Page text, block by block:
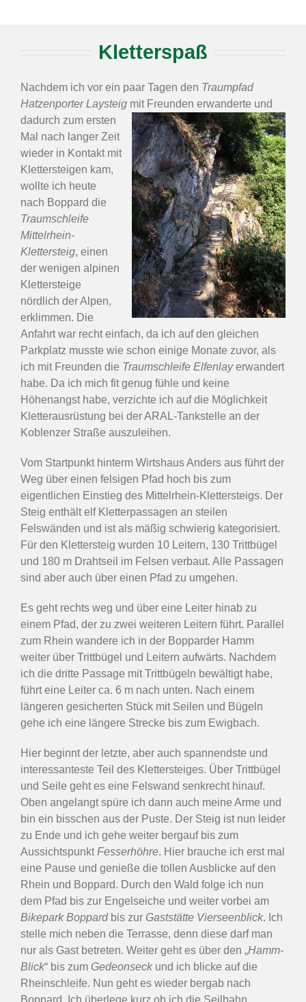
Kletterspaß
Nachdem ich vor ein paar Tagen den Traumpfad
Hatzenporter Laysteig mit Freunden erwanderte und
dadurch zum ersten
Mal nach langer Zeit
wieder in Kontakt mit
Klettersteigen kam,
wollte ich heute
nach Boppard die
Traumschleife
Mittelrhein-
Klettersteig, einen
der wenigen alpinen
Klettersteige
nördlich der Alpen,
erklimmen. Die
Anfahrt war recht einfach, da ich auf den gleichen
Parkplatz musste wie schon einige Monate zuvor, als
ich mit Freunden die Traumschleife Elfenlayerwandert
habe. Da ich mich fit genug fühle und keine
Höhenangst habe, verzichte ich auf die Möglichkeit
Kletterausrüstung bei der ARAL-Tankstelle an der
Koblenzer Straße auszuleihen.
Vom Startpunkt hinterm Wirtshaus Anders aus führt der
Weg über einen felsigen Pfad hoch bis zum
eigentlichen Einstieg des Mittelrhein-Klettersteigs. Der
Steig enthält elf Kletterpassagen an steilen
Felswänden und ist als mäßig schwierig kategorisiert.
Für den Klettersteig wurden 10 Leitern, 130 Trittbügel
und 180 m Drahtseil im Felsen verbaut. Alle Passagen
sind aber auch über einen Pfad zu umgehen.
Es geht rechts weg und über eine Leiter hinab zu
einem Pfad, der zu zwei weiteren Leitern führt. Parallel
zum Rhein wandere ich in der Bopparder Hamm
weiter über Trittbügel und Leitern aufwärts. Nachdem
ich die dritte Passage mit Trittbügeln bewältigt habe,
führt eine Leiter ca. 6 m nach unten. Nach einem
längeren gesicherten Stück mit Seilen und Bügeln
gehe ich eine längere Strecke bis zum Ewigbach.
Hier beginnt der letzte, aber auch spannendste und
interessanteste Teil des Klettersteiges. Über Trittbügel
und Seile geht es eine Felswand senkrecht hinauf.
Oben angelangt spüre ich dann auch meine Arme und
bin ein bisschen aus der Puste. Der Steig ist nun leider
zu Ende und ich gehe weiter bergauf bis zum
AussichtspunktFesserhöhre. Hier brauche ich erst mal
eine Pause und genieße die tollen Ausblicke auf den
Rhein und Boppard. Durch den Wald folge ich nun
dem Pfad bis zur Engelseiche und weiter vorbei am
Bikepark Boppardbis zur Gaststätte Vierseenblick. Ich
stelle mich neben die Terrasse, denn diese darf man
nur als Gast betreten. Weiter geht es über den „Hamm-
Blick“ bis zum Gedeonseck und ich blicke auf die
Rheinschleife. Nun geht es wieder bergab nach
Boppard. Ich überlege kurz ob ich die Seilbahn